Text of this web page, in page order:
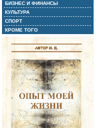
БИЗНЕС И ФИНАНСЫ
КУЛЬТУРА
СПОРТ
КРОМЕ ТОГО